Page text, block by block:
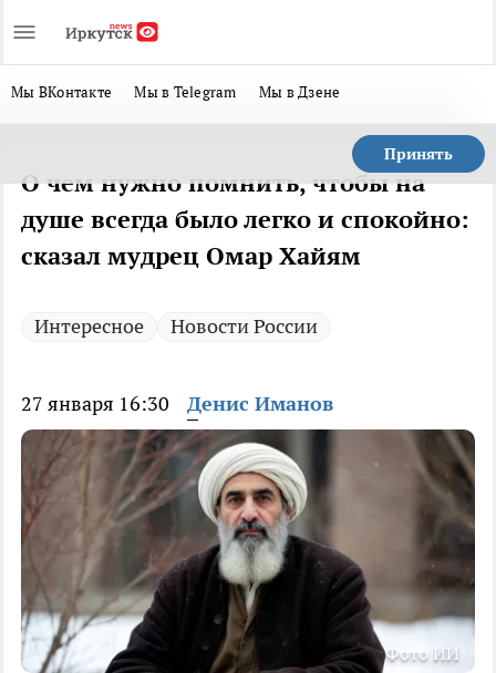
Мы ВКонтакте Мы в Telegram Мы в Дзене
Принять
О чем нужно помнить, чтобы на
душе всегда было легко и спокойно:
сказал мудрец Омар Хайям
Интересное Новости России
27 января 16:30 Денис Иманов
Фото ИИ